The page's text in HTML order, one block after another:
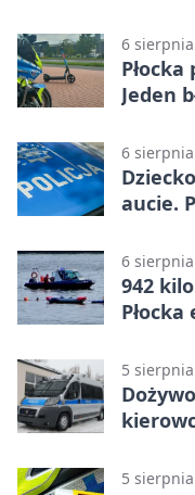
6
Jeden
6
aucie.
6
942
5
5